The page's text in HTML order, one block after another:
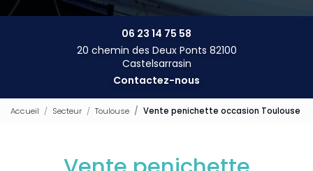
06 23 14 75 58
20 chemin des Deux Ponts 82100
Castelsarrasin
Contactez-nous
Accueil Secteur Toulouse Vente penichette occasion Toulouse